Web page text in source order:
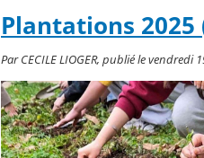
Plantations 2025
Par CECILE LIOGER, publié le